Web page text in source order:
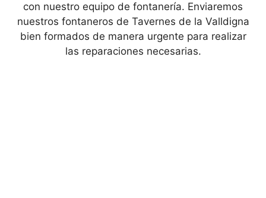
con nuestro equipo de fontanería. Enviaremos
nuestros fontaneros de Tavernes de la Valldigna
bien formados de manera urgente para realizar
las reparaciones necesarias.